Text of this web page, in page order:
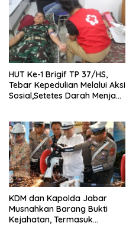
HUT Ke-1 Brigif TP 37/HS,
Tebar Kepedulian Melalui Aksi
Sosial,Setetes Darah Menjadi
KDM dan Kapolda Jabar
Musnahkan Barang Bukti
Kejahatan, Termasuk